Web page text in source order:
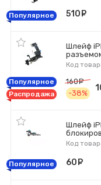
Популярное 510
Шлейф
Код
Популярное
Распродажа
160
-38%
Шлейф
Код
Популярное 60